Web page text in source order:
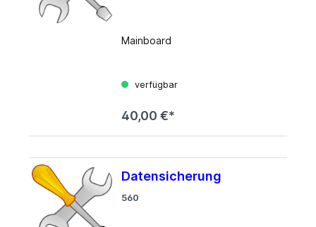
Mainboard
verfügbar
40,00 €*
Datensicherung
560